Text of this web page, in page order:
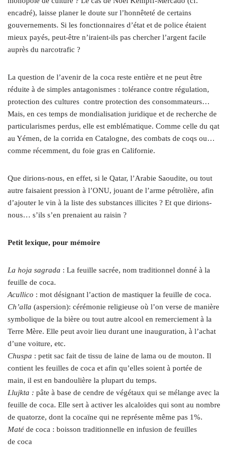
encadré), laisse planer le doute sur l’honnêteté de certains
gouvernements. Si les fonctionnaires d’état et de police étaient
mieux payés, peut-être n’iraient-ils pas chercher l’argent facile
auprès du narcotrafic ?
La question de l’avenir de la coca reste entière et ne peut être
réduite à de simples antagonismes : tolérance contre régulation,
protection des cultures contre protection des consommateurs…
Mais, en ces temps de mondialisation juridique et de recherche de
particularismes perdus, elle est emblématique. Comme celle du qat
au Yémen, de la corrida en Catalogne, des combats de coqs ou…
comme récemment, du foie gras en Californie.
Que dirions-nous, en effet, si le Qatar, l’Arabie Saoudite, ou tout
autre faisaient pression à l’ONU, jouant de l’arme pétrolière, afin
d’ajouter le vin à la liste des substances illicites ? Et que dirions-
nous… s’ils s’en prenaient au raisin ?
Petit lexique, pour mémoire
La hoja sagrada : La feuille sacrée, nom traditionnel donné à la
feuille de coca.
Acullico : mot désignant l’action de mastiquer la feuille de coca.
Ch’alla (aspersion): cérémonie religieuse où l’on verse de manière
symbolique de la bière ou tout autre alcool en remerciement à la
Terre Mère. Elle peut avoir lieu durant une inauguration, à l’achat
d’une voiture, etc.
Chuspa : petit sac fait de tissu de laine de lama ou de mouton. Il
contient les feuilles de coca et afin qu’elles soient à portée de
main, il est en bandoulière la plupart du temps.
Llujkta : pâte à base de cendre de végétaux qui se mélange avec la
feuille de coca. Elle sert à activer les alcaloïdes qui sont au nombre
de quatorze, dont la cocaïne qui ne représente même pas 1%.
Maté de coca : boisson traditionnelle en infusion de feuilles
de coca